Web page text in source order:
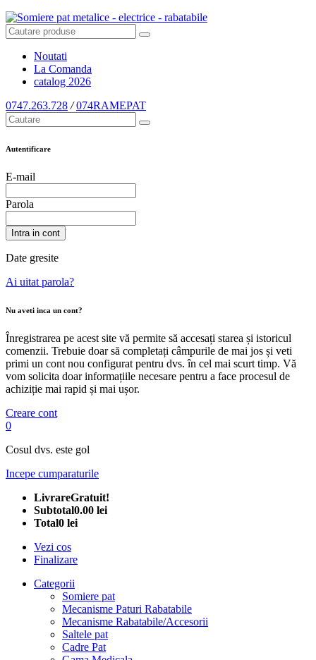
Noutati
La Comanda
catalog 2026
0747.263.728 / 074RAMEPAT
Autentificare
E-mail
Parola
Intra in cont
Date gresite
Ai uitat parola?
Nu aveti inca un cont?
Înregistrarea pe acest site vă permite să accesați starea și istoricul
comenzii. Trebuie doar să completați câmpurile de mai jos și veti
primi un cont nou configurat pentru dvs. în cel mai scurt timp. Vă
vom solicita doar informațiile necesare pentru a face procesul de
achiziție mai rapid și mai ușor.
Creare cont
0
Cosul dvs. este gol
Incepe cumparaturile
LivrareGratuit!
Subtotal0.00 lei
Total0 lei
Vezi cos
Finalizare
Categorii
Somiere pat
Mecanisme Paturi Rabatabile
Mecanisme Rabatabile/Accesorii
Saltele pat
Cadre Pat